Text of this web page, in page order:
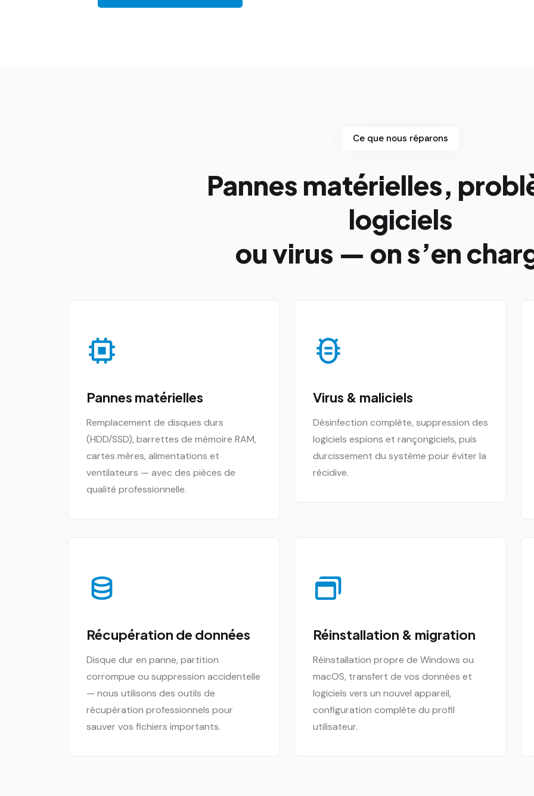
Ce que nous réparons
Pannes matérielles,
logiciels
ou virus — on s’en
Pannes matérielles
Remplacement de disques durs
(HDD/SSD), barrettes de mémoire RAM,
cartes mères, alimentations et
ventilateurs — avec des pièces de
qualité professionnelle.
Virus & maliciels
Désinfection complète, suppression des
logiciels espions et rançongiciels, puis
durcissement du système pour éviter la
récidive.
Récupération de données
Disque dur en panne, partition
corrompue ou suppression accidentelle
— nous utilisons des outils de
récupération professionnels pour
sauver vos fichiers importants.
Réinstallation & migration
Réinstallation propre de Windows ou
macOS, transfert de vos données et
logiciels vers un nouvel appareil,
configuration complète du profil
utilisateur.